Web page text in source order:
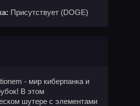
Присутствует (DOGE)
- мир киберпанка и
В этом
шутере с элементами